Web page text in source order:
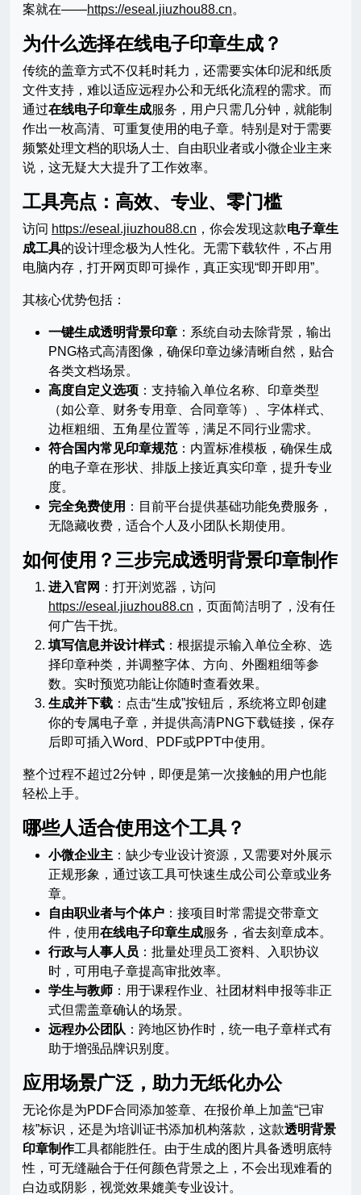
案就在——https://eseal.jiuzhou88.cn。
为什么选择在线电子印章生成？
传统的盖章方式不仅耗时耗力，还需要实体印泥和纸质
文件支持，难以适应远程办公和无纸化流程的需求。而
通过在线电子印章生成服务，用户只需几分钟，就能制
作出一枚高清、可重复使用的电子章。特别是对于需要
频繁处理文档的职场人士、自由职业者或小微企业主来
说，这无疑大大提升了工作效率。
工具亮点：高效、专业、零门槛
访问 https://eseal.jiuzhou88.cn ，你会发现这款电子章生
成工具的设计理念极为人性化。无需下载软件，不占用
电脑内存，打开网页即可操作，真正实现“即开即用”。
其核心优势包括：
一键生成透明背景印章 ：系统自动去除背景，输出
PNG格式高清图像，确保印章边缘清晰自然，贴合
各类文档场景。
高度自定义选项 ：支持输入单位名称、印章类型
（如公章、财务专用章、合同章等）、字体样式、
边框粗细、五角星位置等，满足不同行业需求。
符合国内常见印章规范：内置标准模板，确保生成
的电子章在形状、排版上接近真实印章，提升专业
度。
完全免费使用 ：目前平台提供基础功能免费服务，
无隐藏收费，适合个人及小团队长期使用。
如何使用？三步完成透明背景印章制作
进入官网 ：打开浏览器，访问
https://eseal.jiuzhou88.cn ，页面简洁明了，没有任
何广告干扰。
填写信息并设计样式 ：根据提示输入单位全称、选
择印章种类，并调整字体、方向、外圈粗细等参
数。实时预览功能让你随时查看效果。
生成并下载 ：点击“生成”按钮后，系统将立即创建
你的专属电子章，并提供高清PNG下载链接，保存
后即可插入Word、PDF或PPT中使用。
整个过程不超过2分钟，即便是第一次接触的用户也能
轻松上手。
哪些人适合使用这个工具？
小微企业主 ：缺少专业设计资源，又需要对外展示
正规形象，通过该工具可快速生成公司公章或业务
章。
自由职业者与个体户 ：接项目时常需提交带章文
件，使用在线电子印章生成服务，省去刻章成本。
行政与人事人员 ：批量处理员工资料、入职协议
时，可用电子章提高审批效率。
学生与教师 ：用于课程作业、社团材料申报等非正
式但需盖章确认的场景。
远程办公团队 ：跨地区协作时，统一电子章样式有
助于增强品牌识别度。
应用场景广泛，助力无纸化办公
无论你是为PDF合同添加签章、在报价单上加盖“已审
核”标识，还是为培训证书添加机构落款，这款透明背景
印章制作工具都能胜任。由于生成的图片具备透明底特
性，可无缝融合于任何颜色背景之上，不会出现难看的
白边或阴影，视觉效果媲美专业设计。